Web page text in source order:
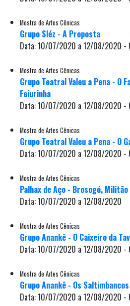
Mostra de Artes Cênicas
Grupo Sléz - A Proposta
Data: 10/07/2020 a 12/08/2020 -
Mostra de Artes Cênicas
Grupo Teatral Valeu a Pena - O
Feiurinha
Data: 10/07/2020 a 12/08/2020 -
Mostra de Artes Cênicas
Grupo Teatral Valeu a Pena - O
Data: 10/07/2020 a 12/08/2020 -
Mostra de Artes Cênicas
Palhax de Aço - Brosogó, Militão
Data: 10/07/2020 a 12/08/2020
Mostra de Artes Cênicas
Grupo Anankê - O Caixeiro da
Data: 10/07/2020 a 12/08/2020 -
Mostra de Artes Cênicas
Grupo Anankê - Os Saltimbancos
Data: 10/07/2020 a 12/08/2020 -